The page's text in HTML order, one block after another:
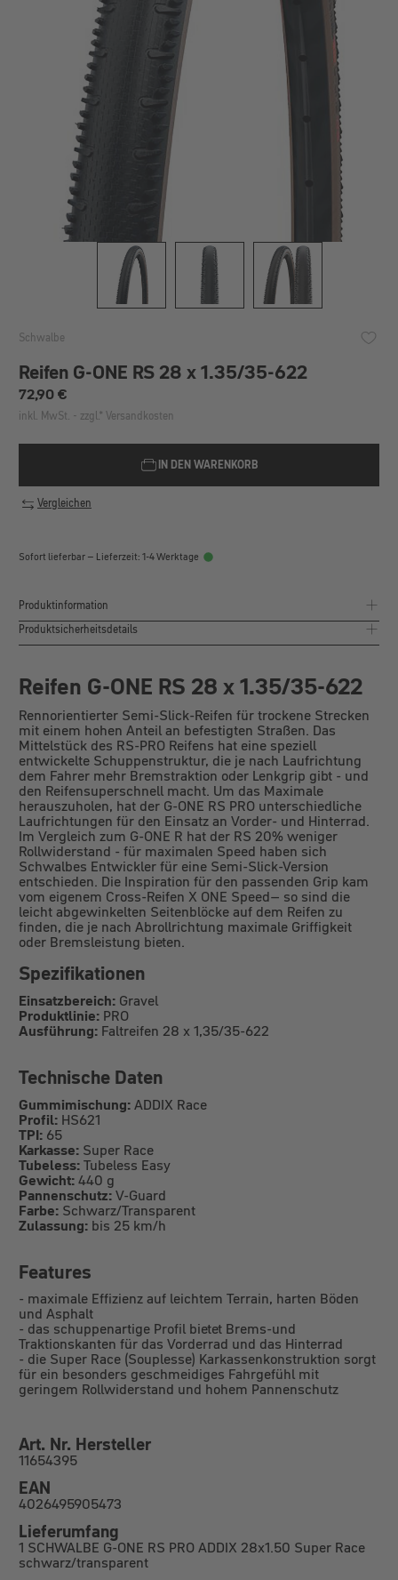
Schwalbe
Reifen G-ONE RS 28 x 1.35/35-622
Regulärer Preis:
72,90 €
inkl. MwSt. - zzgl.* Versandkosten
IN DEN WARENKORB
Vergleichen
Sofort lieferbar – Lieferzeit: 1-4 Werktage
Produktinformation
Produktsicherheitsdetails
Reifen G-ONE RS 28 x 1.35/35-622
Rennorientierter Semi-Slick-Reifen für trockene Strecken
mit einem hohen Anteil an befestigten Straßen. Das
Mittelstück des RS-PRO Reifens hat eine speziell
entwickelte Schuppenstruktur, die je nach Laufrichtung
dem Fahrer mehr Bremstraktion oder Lenkgrip gibt - und
den Reifensuperschnell macht. Um das Maximale
herauszuholen, hat der G-ONE RS PRO unterschiedliche
Laufrichtungen für den Einsatz an Vorder- und Hinterrad.
Im Vergleich zum G-ONE R hat der RS 20% weniger
Rollwiderstand - für maximalen Speed haben sich
Schwalbes Entwickler für eine Semi-Slick-Version
entschieden. Die Inspiration für den passenden Grip kam
vom eigenem Cross-Reifen X ONE Speed– so sind die
leicht abgewinkelten Seitenblöcke auf dem Reifen zu
finden, die je nach Abrollrichtung maximale Griffigkeit
oder Bremsleistung bieten.
Spezifikationen
Einsatzbereich: Gravel
Produktlinie: PRO
Ausführung: Faltreifen 28 x 1,35/35-622
Technische Daten
Gummimischung:ADDIX Race
Profil: HS621
TPI: 65
Karkasse: Super Race
Tubeless:Tubeless Easy
Gewicht:440 g
Pannenschutz:V-Guard
Farbe: Schwarz/Transparent
Zulassung: bis 25 km/h
Features
- maximale Effizienz auf leichtem Terrain, harten Böden
und Asphalt
- das schuppenartige Profil bietet Brems-und
Traktionskanten für das Vorderrad und das Hinterrad
- die Super Race (Souplesse) Karkassenkonstruktion sorgt
für ein besonders geschmeidiges Fahrgefühl mit
geringem Rollwiderstand und hohem Pannenschutz
Art. Nr. Hersteller
11654395
EAN
4026495905473
Lieferumfang
1 SCHWALBE G-ONE RS PRO ADDIX 28x1.50 Super Race
schwarz/transparent